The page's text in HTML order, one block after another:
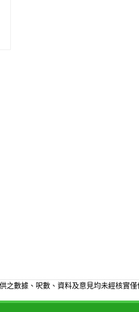
之數據、呎數、資料及意見均未經核實